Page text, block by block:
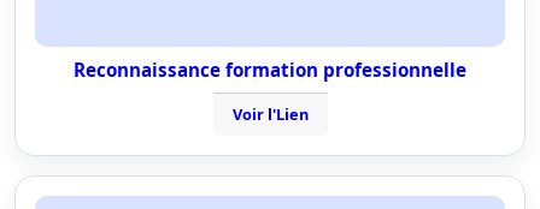
Reconnaissance formation professionnelle
Voir l'Lien